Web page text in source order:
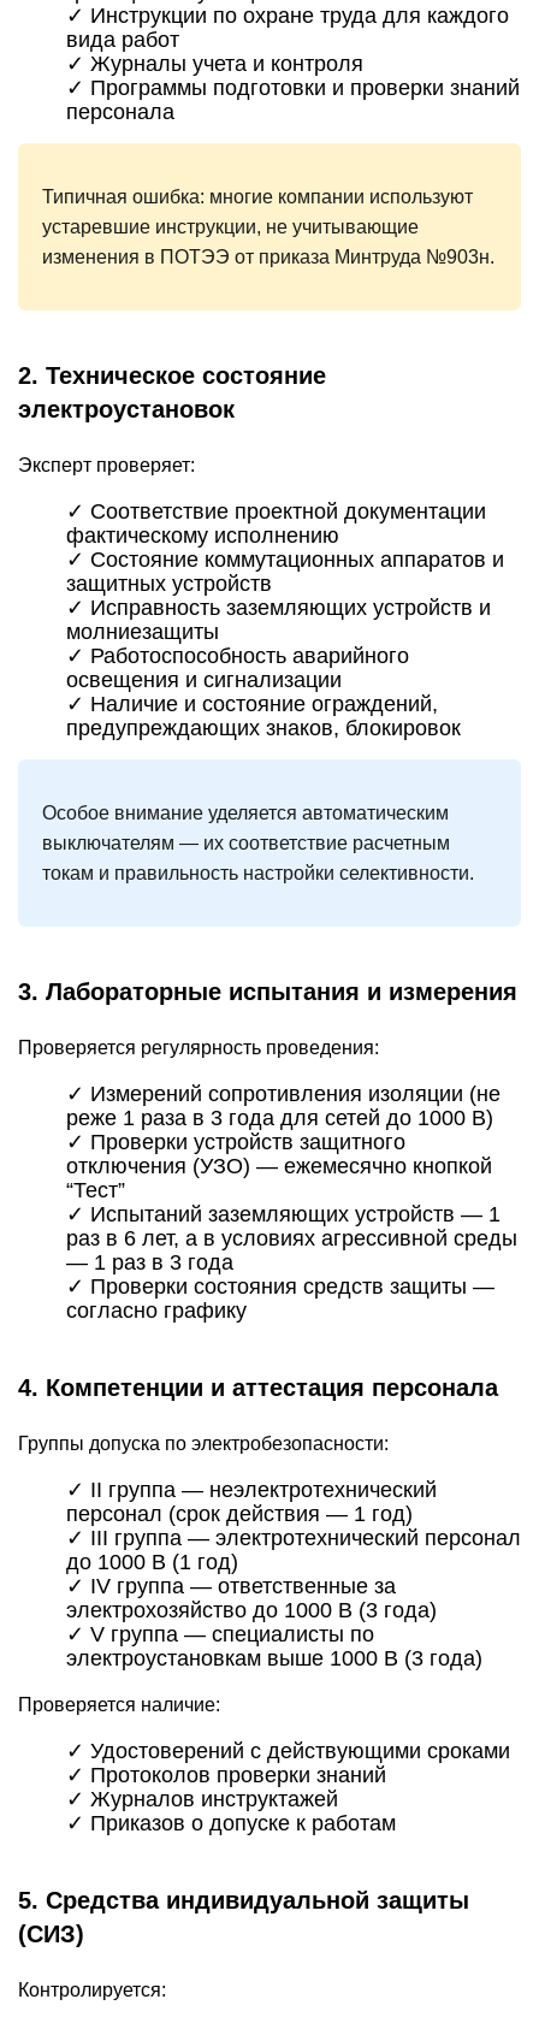
✓ Инструкции по охране труда для каждого
вида работ
✓ Журналы учета и контроля
✓ Программы подготовки и проверки знаний
персонала
Типичная ошибка: многие компании используют
устаревшие инструкции, не учитывающие
изменения в ПОТЭЭ от приказа Минтруда №903н.
2. Техническое состояние
электроустановок
Эксперт проверяет:
✓ Соответствие проектной документации
фактическому исполнению
✓ Состояние коммутационных аппаратов и
защитных устройств
✓ Исправность заземляющих устройств и
молниезащиты
✓ Работоспособность аварийного
освещения и сигнализации
✓ Наличие и состояние ограждений,
предупреждающих знаков, блокировок
Особое внимание уделяется автоматическим
выключателям — их соответствие расчетным
токам и правильность настройки селективности.
3. Лабораторные испытания и измерения
Проверяется регулярность проведения:
✓ Измерений сопротивления изоляции (не
реже 1 раза в 3 года для сетей до 1000 В)
✓ Проверки устройств защитного
отключения (УЗО) — ежемесячно кнопкой
“Тест”
✓ Испытаний заземляющих устройств — 1
раз в 6 лет, а в условиях агрессивной среды
— 1 раз в 3 года
✓ Проверки состояния средств защиты —
согласно графику
4. Компетенции и аттестация персонала
Группы допуска по электробезопасности:
✓ II группа — неэлектротехнический
персонал (срок действия — 1 год)
✓ III группа — электротехнический персонал
до 1000 В (1 год)
✓ IV группа — ответственные за
электрохозяйство до 1000 В (3 года)
✓ V группа — специалисты по
электроустановкам выше 1000 В (3 года)
Проверяется наличие:
✓ Удостоверений с действующими сроками
✓ Протоколов проверки знаний
✓ Журналов инструктажей
✓ Приказов о допуске к работам
5. Средства индивидуальной защиты
(СИЗ)
Контролируется: